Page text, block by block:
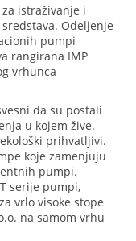
istraživanje i
Odeljenje
pumpi
rangirana IMP
vrhunca
da su postali
u kojem žive.
prihvatljivi.
koje zamenjuju
pumpi.
serije pumpi,
vrlo visoke stope
na samom vrhu